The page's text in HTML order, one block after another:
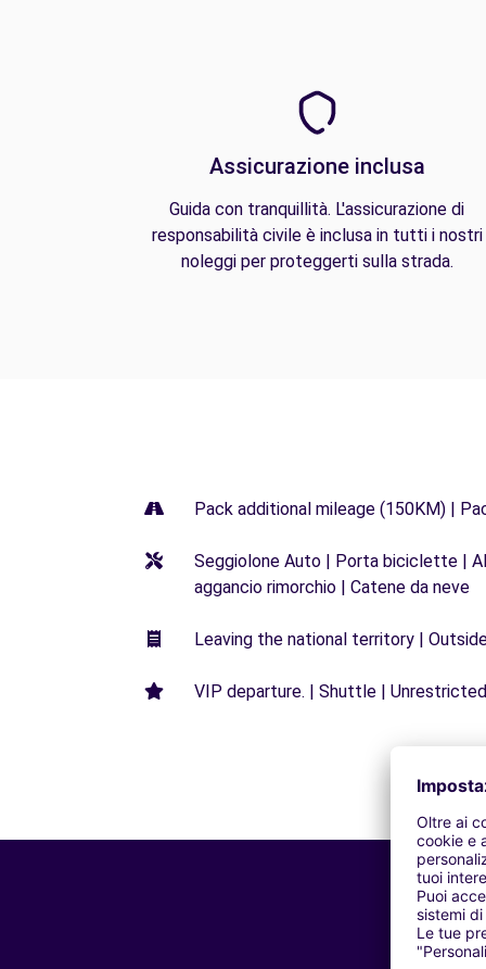
Assicurazione inclusa
Guida con tranquillità. L'assicurazione di
responsabilità civile è inclusa in tutti i nostri
noleggi per proteggerti sulla strada.
Pack additional mileage (150KM) |
Seggiolone Auto | Porta biciclette |
aggancio rimorchio | Catene da neve
Leaving the national territory |
VIP departure. | Shuttle |